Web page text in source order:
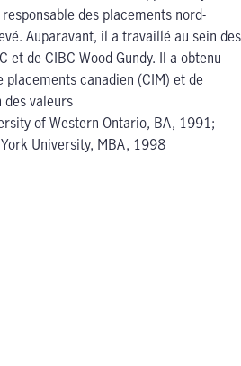
des placements nord-
Auparavant, il a travaillé au sein des
et de CIBC Wood Gundy. Il a obtenu
canadien (CIM) et de
des valeurs
of Western Ontario, BA, 1991;
University, MBA, 1998